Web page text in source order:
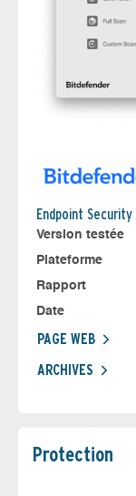
Endpoint Security
Version testée
Plateforme
Rapport
Date
PAGE WEB
ARCHIVES
Protection